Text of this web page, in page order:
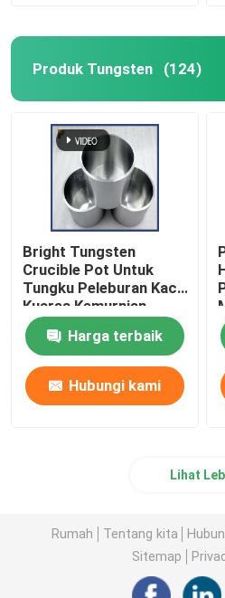
Produk Tungsten (124)
Bright Tungsten
Crucible Pot Untuk
Tungku Peleburan Kaca
Kuarsa Kemurnian
Tinggi Sinter Tungsten
Crucible Untuk Tungku
Vakum
Harga terbaik
Hubungi kami
Lihat
Rumah Tentang kita
Sitemap